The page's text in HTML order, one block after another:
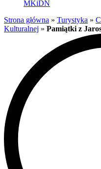
MKiDN
Strona główna » Turystyka »
Kulturalnej » Pamiątki z